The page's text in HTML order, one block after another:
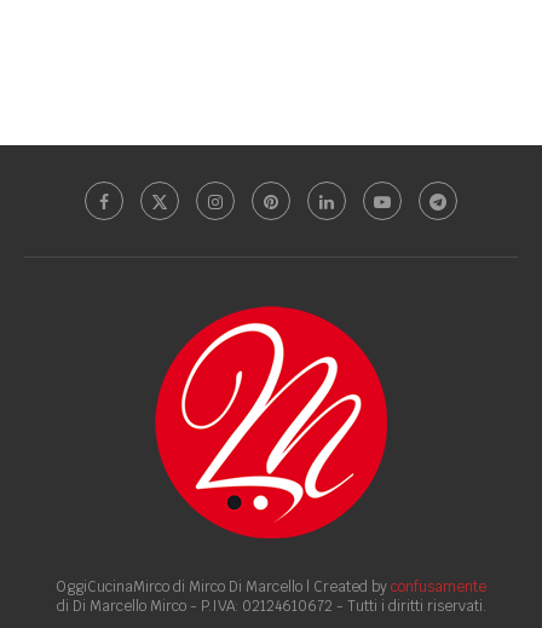
OggiCucinaMirco di Mirco Di Marcello | Created byconfusamente
di Di Marcello Mirco - P.IVA: 02124610672 - Tutti i diritti riservati.